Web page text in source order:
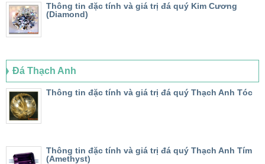
Thông tin đặc tính và giá trị đá quý Kim Cương
(Diamond)
Đá Thạch Anh
Thông tin đặc tính và giá trị đá quý Thạch Anh Tóc
Thông tin đặc tính và giá trị đá quý Thạch Anh Tím
(Amethyst)